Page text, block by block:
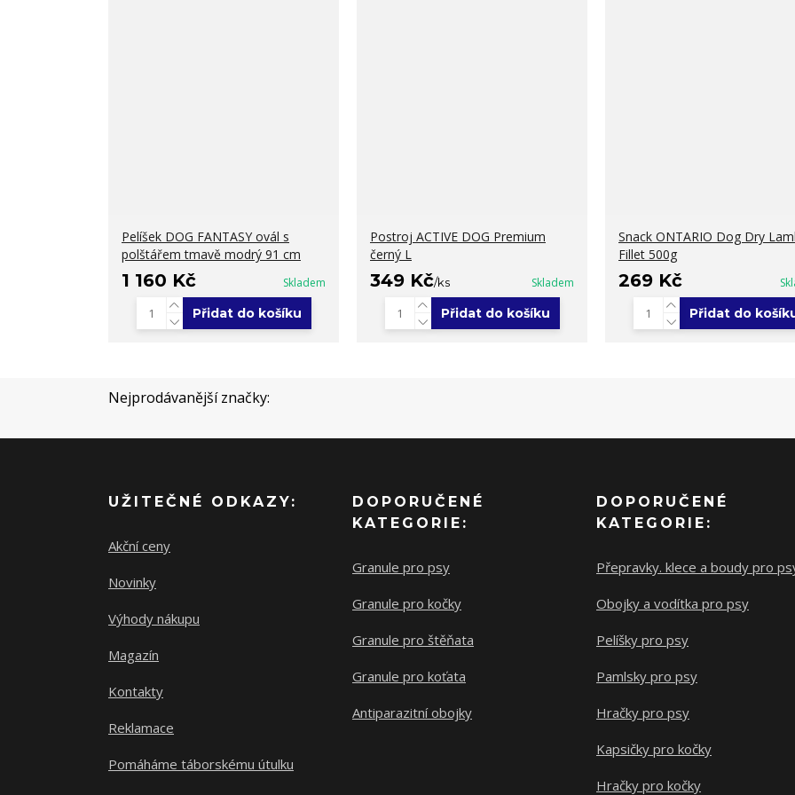
Pelíšek DOG FANTASY ovál s
polštářem tmavě modrý 91 cm
1 160 Kč Skladem
Přidat do košíku
Postroj ACTIVE DOG Premium
černý L
349 Kč/ks Skladem
Přidat do košíku
Snack ONTARIO Dog Dry
Fillet 500g
269 Kč
Přidat do
Nejprodávanější značky:
UŽITEČNÉ ODKAZY:
Akční ceny
Novinky
Výhody nákupu
Magazín
Kontakty
Reklamace
Pomáháme táborskému útulku
DOPORUČENÉ
KATEGORIE:
Granule pro psy
Granule pro kočky
Granule pro štěňata
Granule pro koťata
Antiparazitní obojky
DOPORUČENÉ
KATEGORIE:
Přepravky. klece a boudy pro
Obojky a vodítka pro psy
Pelíšky pro psy
Pamlsky pro psy
Hračky pro psy
Kapsičky pro kočky
Hračky pro kočky